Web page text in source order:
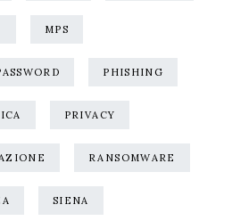
MPS
PHISHING
PRIVACY
RANSOMWARE
SIENA